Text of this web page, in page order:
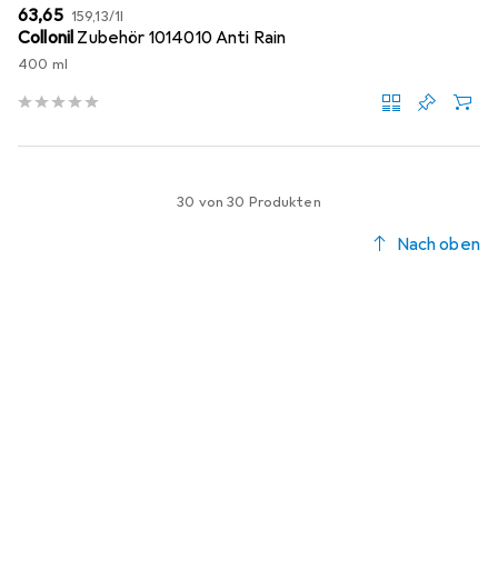
EUR
63,65 EUR
159,13/1l
Collonil Zubehör 1014010 Anti Rain
400 ml
30 von 30 Produkten
Nach oben